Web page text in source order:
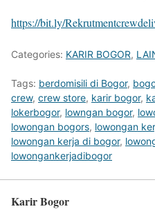
https://bit.ly/
Categories: KARIR BOGOR,
Tags: berdomisili di Bogor,
crew, crew store, karir bogor,
lokerbogor, lowngan bogor,
lowongan bogors, lowongan
lowongan kerja di bogor,
lowongankerjadibogor
Karir Bogor